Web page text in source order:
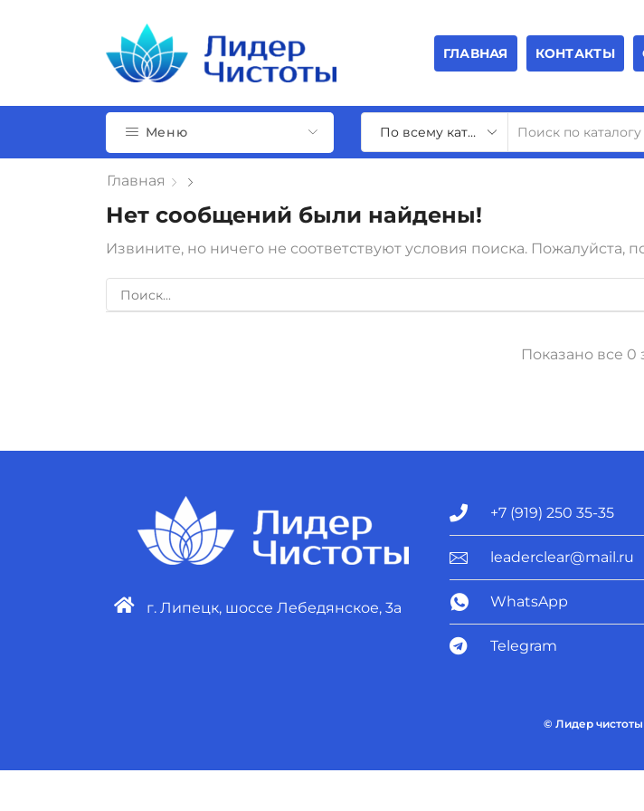
ГЛАВНАЯ КОНТАКТЫ
Меню
Главная
Нет сообщений были найдены!
Извините, но ничего не соответствуют условия поиска.
Показано все 0
г. Липецк, шоссе Лебедянское, 3а
+7 (919) 250 35-35
leaderclear@mail.ru
WhatsApp
Telegram
© Лидер чистоты